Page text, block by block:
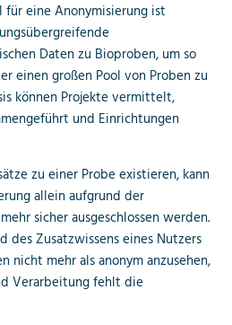
eine Anonymisierung ist
Daten zu Bioproben, um so
einen großen Pool von Proben zu
können Projekte vermittelt,
und Einrichtungen
zu einer Probe existieren, kann
allein aufgrund der
sicher ausgeschlossen werden.
des Zusatzwissens eines Nutzers
nicht mehr als anonym anzusehen,
Verarbeitung fehlt die